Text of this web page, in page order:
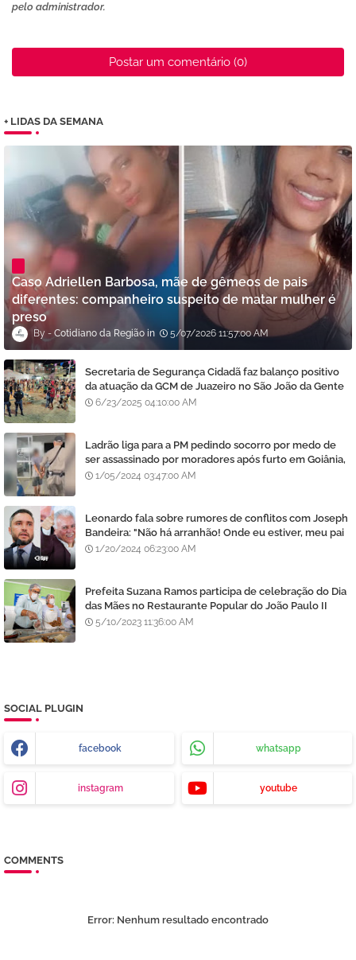
pelo administrador.
Postar um comentário (0)
+ LIDAS DA SEMANA
Caso Adriellen Barbosa, mãe de gêmeos de pais
diferentes: companheiro suspeito de matar mulher é
preso
Cotidiano da Região 5/07/2026 11:57:00 AM
Secretaria de Segurança Cidadã faz balanço positivo
da atuação da GCM de Juazeiro no São João da Gente
6/23/2025 04:10:00 AM
Ladrão liga para a PM pedindo socorro por medo de
ser assassinado por moradores após furto em Goiânia,
diz polícia
1/05/2024 03:47:00 AM
Leonardo fala sobre rumores de conflitos com Joseph
Bandeira: "Não há arranhão! Onde eu estiver, meu pai
estará e vice-versa"
1/20/2024 06:23:00 AM
Prefeita Suzana Ramos participa de celebração do Dia
das Mães no Restaurante Popular do João Paulo II
5/10/2023 11:36:00 AM
SOCIAL PLUGIN
facebook whatsapp
instagram youtube
COMMENTS
Error: Nenhum resultado encontrado